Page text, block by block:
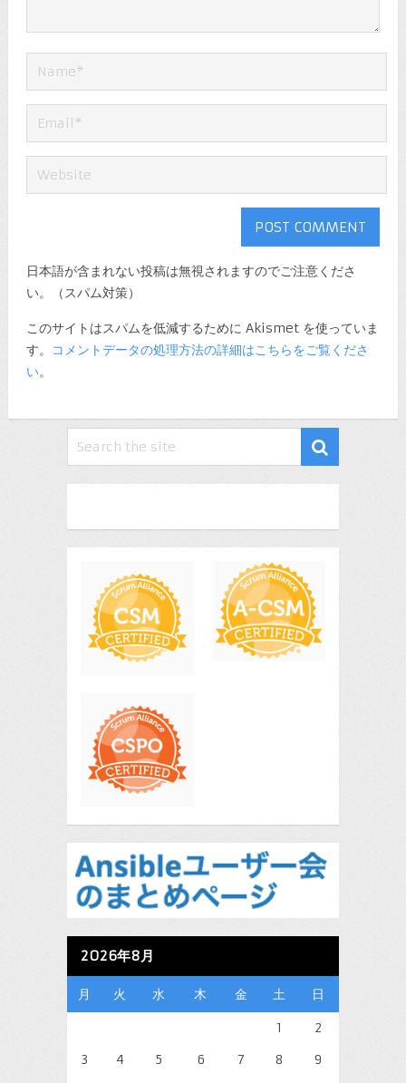
日本語が含まれない投稿は無視されますのでご注意くださ
い。（スパム対策）
このサイトはスパムを低減するために Akismet を使っていま
す。
コメントデータの処理方法の詳細はこちらをご覧くださ
い。
2026年8月
月 火 水 木 金 土 日
1
2
3
4 5 6 7 8 9